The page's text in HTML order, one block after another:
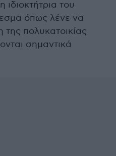
του
όπως λένε να
πολυκατοικίας
σημαντικά